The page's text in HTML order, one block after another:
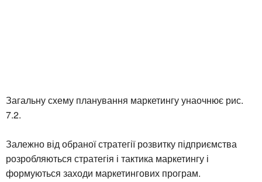
Загальну схему планування маркетингу унаочнює рис.
7.2.
Залежно від обраної стратегії розвитку підприємства
розробляються стратегія і тактика маркетингу і
формуються заходи маркетингових програм.